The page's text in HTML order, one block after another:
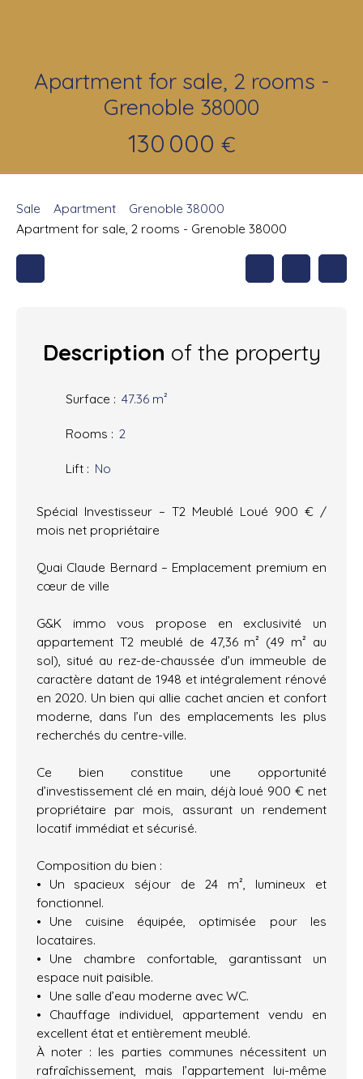
Apartment for sale, 2 rooms -
Grenoble 38000
130 000 €
Sale Apartment
Grenoble 38000
Apartment for sale, 2 rooms - Grenoble 38000
Description of the property
Surface : 47.36 m²
Rooms : 2
Lift : No
Spécial Investisseur – T2 Meublé Loué 900 € /
mois net propriétaire
Quai Claude Bernard – Emplacement premium en
cœur de ville
G&K immo vous propose en exclusivité un
appartement T2 meublé de 47,36 m² (49 m² au
sol), situé au rez-de-chaussée d’un immeuble de
caractère datant de 1948 et intégralement rénové
en 2020. Un bien qui allie cachet ancien et confort
moderne, dans l’un des emplacements les plus
recherchés du centre-ville.
Ce bien constitue une opportunité
d’investissement clé en main, déjà loué 900 € net
propriétaire par mois, assurant un rendement
locatif immédiat et sécurisé.
Composition du bien :
Un spacieux séjour de 24 m², lumineux et
fonctionnel.
Une cuisine équipée, optimisée pour les
locataires.
Une chambre confortable, garantissant un
espace nuit paisible.
Une salle d’eau moderne avec WC.
Chauffage individuel, appartement vendu en
excellent état et entièrement meublé.
À noter : les parties communes nécessitent un
rafraîchissement, mais l’appartement lui-même